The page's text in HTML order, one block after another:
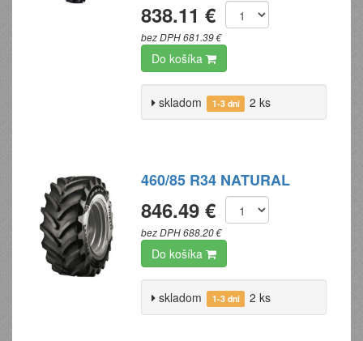
838.11 €
bez DPH 681.39 €
Do košíka
skladom 1-3 dni 2 ks
460/85 R34 NATURAL
846.49 €
bez DPH 688.20 €
Do košíka
skladom 1-3 dni 2 ks